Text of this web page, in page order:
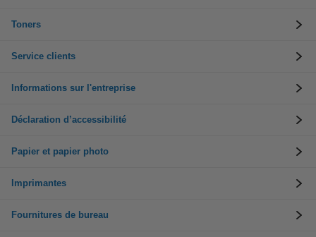
Toners
Service clients
Informations sur l'entreprise
Déclaration d’accessibilité
Papier et papier photo
Imprimantes
Fournitures de bureau